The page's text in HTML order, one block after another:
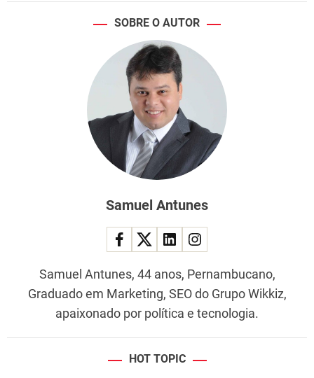
SOBRE O AUTOR
Samuel Antunes
Samuel Antunes, 44 anos, Pernambucano,
Graduado em Marketing, SEO do Grupo Wikkiz,
apaixonado por política e tecnologia.
HOT TOPIC